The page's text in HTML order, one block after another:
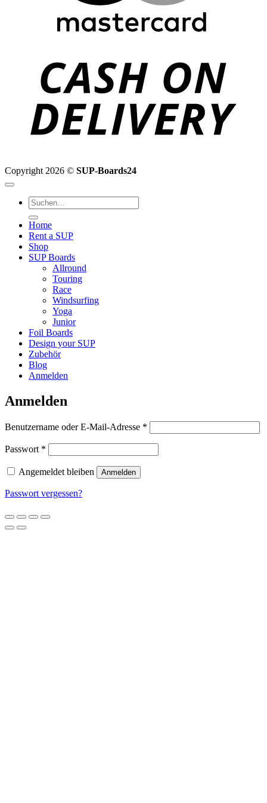
Copyright 2026 © SUP-Boards24
Suchen
nach:
Home
Rent a SUP
Shop
SUP Boards
Allround
Touring
Race
Windsurfing
Yoga
Junior
Foil Boards
Design your SUP
Zubehör
Blog
Anmelden
Anmelden
Benutzername oder E-Mail-Adresse *
Passwort *
Angemeldet bleiben Anmelden
Passwort vergessen?